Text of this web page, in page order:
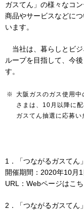
お
ガスてん」の様々なコ
商品やサービスなどに
います。
当社は、暮らしとビジ
ループを目指して、今
す。
※ 大阪ガスのガス使用
さまは、10月以降に
ガスてん抽選に応募い
1．「つながるガスてん
開催期間：2020年10月
URL： Webページはこち
2．「つながるガスてん